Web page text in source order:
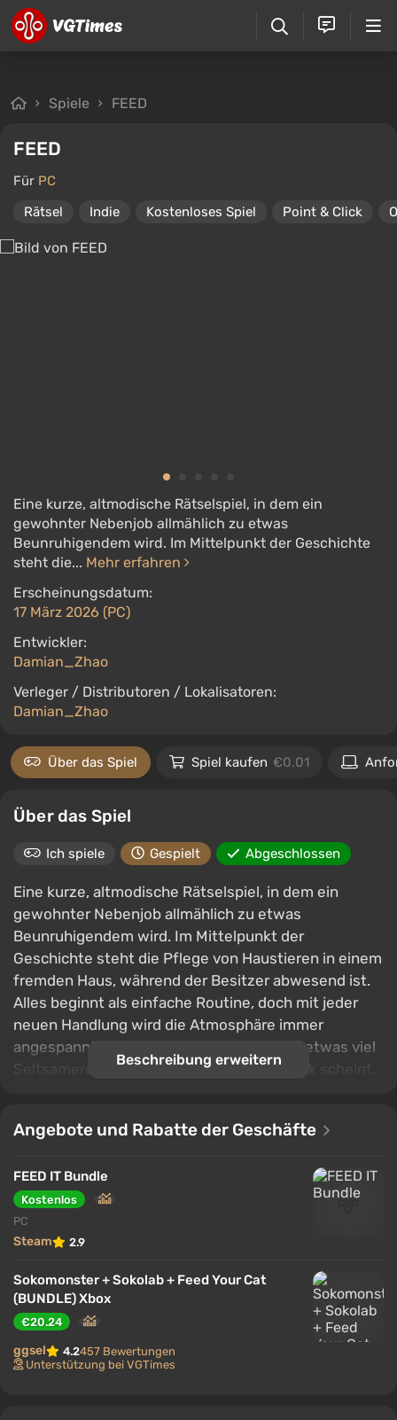
Spiele FEED
FEED
Für PC
Rätsel
Indie Kostenloses Spiel Point & Click
Eine kurze, altmodische Rätselspiel, in dem ein
gewohnter Nebenjob allmählich zu etwas
Beunruhigendem wird. Im Mittelpunkt der Geschichte
steht die... Mehr erfahren
Erscheinungsdatum:
17 März 2026 (PC)
Entwickler:
Damian_Zhao
Verleger / Distributoren / Lokalisatoren:
Damian_Zhao
Über das Spiel Spiel kaufen €0.01
Über das Spiel
Ich spiele Gespielt Abgeschlossen
Eine kurze, altmodische Rätselspiel, in dem ein
gewohnter Nebenjob allmählich zu etwas
Beunruhigendem wird. Im Mittelpunkt der
Geschichte steht die Pflege von Haustieren in einem
fremden Haus, während der Besitzer abwesend ist.
Alles beginnt als einfache Routine, doch mit jeder
neuen Handlung wird die Atmosphäre immer
angespannter, und die Details deuten auf etwas viel
Seltsameres hin, als es auf den ersten Blick scheint.
Beschreibung erweitern
Angebote und Rabatte der Geschäfte
FEED IT Bundle
Kostenlos
PC
Steam 2.9
Sokomonster + Sokolab + Feed Your Cat
(BUNDLE) Xbox
€20.24
ggsel 4.2457 Bewertungen
Unterstützung bei VGTimes